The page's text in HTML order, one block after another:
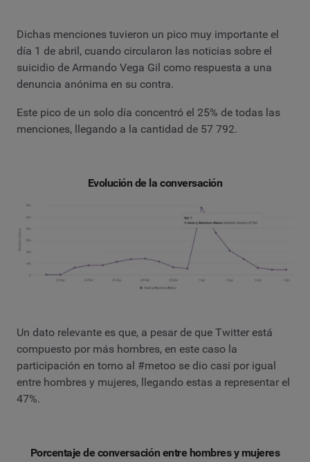
Dichas menciones tuvieron un pico muy importante el
día 1 de abril, cuando circularon las noticias sobre el
suicidio de Armando Vega Gil como respuesta a una
denuncia anónima en su contra.
Este pico de un solo día concentró el 25% de todas las
menciones, llegando a la cantidad de 57 792.
Evolución de la conversación
Un dato relevante es que, a pesar de que Twitter está
compuesto por más hombres, en este caso la
participación en torno al #metoo se dio casi por igual
entre hombres y mujeres, llegando estas a representar el
47%.
Porcentaje de conversación entre hombres y mujeres